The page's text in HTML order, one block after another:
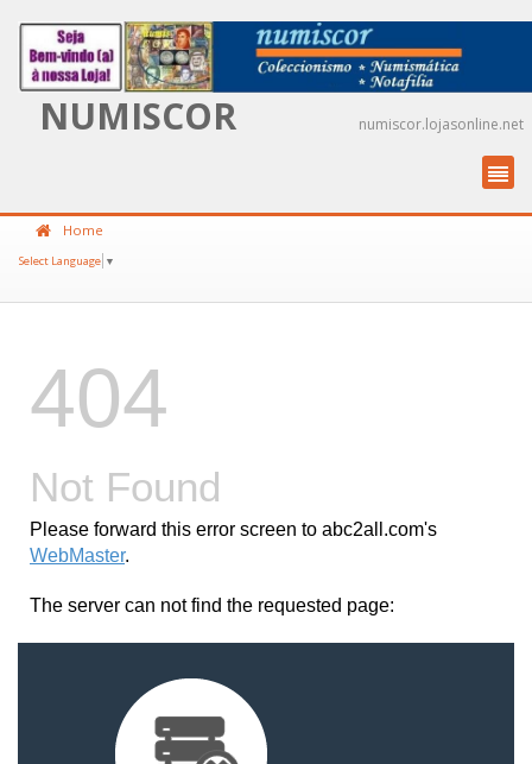
NUMISCOR numiscor.lojasonline.net
Home
Select Language ▼